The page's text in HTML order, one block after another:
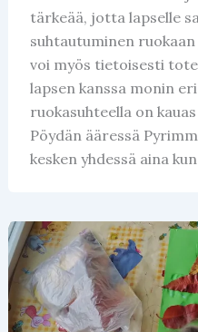
tärkeää, jotta lapselle
suhtautuminen
voi myös tietoisesti
lapsen kanssa monin
ruokasuhteella on
Pöydän ääressä
kesken yhdessä aina